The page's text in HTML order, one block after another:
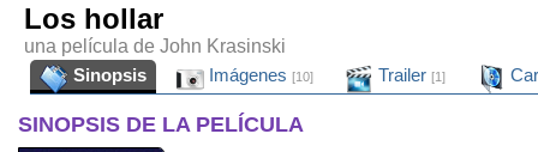
Los hollar
una película de John Krasinski
Sinopsis
Imágenes [10] Trailer [1]
SINOPSIS DE LA PELÍCULA